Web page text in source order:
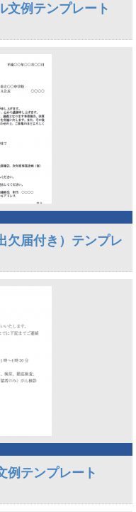
文例テンプレート
欠届付き）テンプレ
例テンプレート